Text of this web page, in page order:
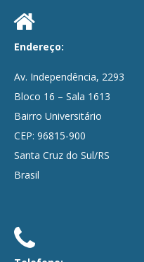
Endereço:
Av. Independência, 2293
Bloco 16 – Sala 1613
Bairro Universitário
CEP: 96815-900
Santa Cruz do Sul/RS
Brasil